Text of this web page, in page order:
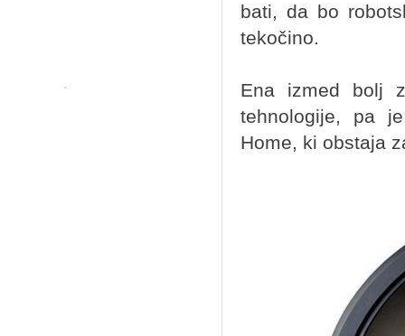
bati, da bo
tekočino.
Ena izmed bolj
tehnologije, pa
Home, ki obstaja